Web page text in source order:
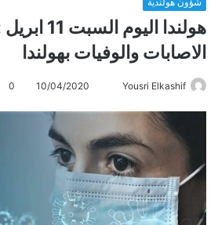
هولندا
الاصابات والوفيات بهولندا
Yousri Elkashif
ل
ب
ر
ي
د
10/04/2020
0